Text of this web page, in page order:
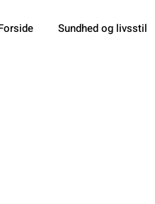
Sundhed og livsstil